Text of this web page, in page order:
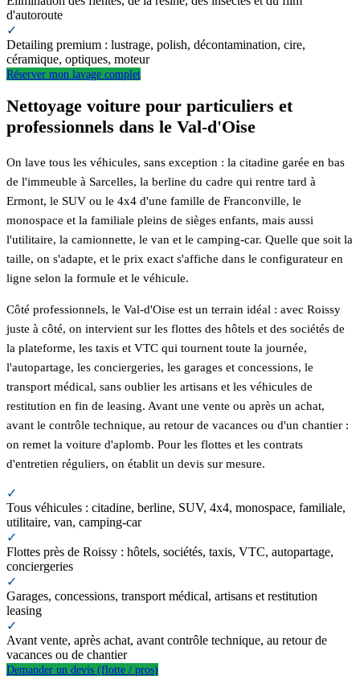
d'autoroute
✓
Detailing premium : lustrage, polish, décontamination, cire,
céramique, optiques, moteur
Réserver mon lavage complet
Nettoyage voiture pour particuliers et
professionnels dans le Val-d'Oise
On lave tous les véhicules, sans exception : la citadine garée en bas
de l'immeuble à Sarcelles, la berline du cadre qui rentre tard à
Ermont, le SUV ou le 4x4 d'une famille de Franconville, le
monospace et la familiale pleins de sièges enfants, mais aussi
l'utilitaire, la camionnette, le van et le camping-car. Quelle que soit la
taille, on s'adapte, et le prix exact s'affiche dans le configurateur en
ligne selon la formule et le véhicule.
Côté professionnels, le Val-d'Oise est un terrain idéal : avec Roissy
juste à côté, on intervient sur les flottes des hôtels et des sociétés de
la plateforme, les taxis et VTC qui tournent toute la journée,
l'autopartage, les conciergeries, les garages et concessions, le
transport médical, sans oublier les artisans et les véhicules de
restitution en fin de leasing. Avant une vente ou après un achat,
avant le contrôle technique, au retour de vacances ou d'un chantier :
on remet la voiture d'aplomb. Pour les flottes et les contrats
d'entretien réguliers, on établit un devis sur mesure.
✓
Tous véhicules : citadine, berline, SUV, 4x4, monospace, familiale,
utilitaire, van, camping-car
✓
Flottes près de Roissy : hôtels, sociétés, taxis, VTC, autopartage,
conciergeries
✓
Garages, concessions, transport médical, artisans et restitution
leasing
✓
Avant vente, après achat, avant contrôle technique, au retour de
vacances ou de chantier
Demander un devis (flotte / pros)